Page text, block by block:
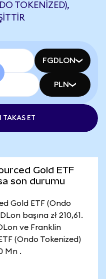
TOKENIZED),
FGDLON
PLN
TAKAS ET
Gold ETF
son durumu
Gold ETF (Ondo
başına zł 210,61.
ve Franklin
(Ondo Tokenized)
Mn .